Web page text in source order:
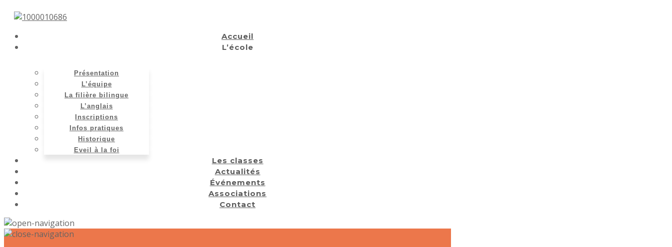
Accueil
L’école
Présentation
L’équipe
La filière bilingue
L’anglais
Inscriptions
Infos pratiques
Historique
Eveil à la foi
Les classes
Actualités
Événements
Associations
Contact